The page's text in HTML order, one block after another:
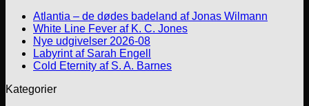
Atlantia – de dødes badeland af Jonas Wilmann
White Line Fever af K. C. Jones
Nye udgivelser 2026-08
Labyrint af Sarah Engell
Cold Eternity af S. A. Barnes
Kategorier